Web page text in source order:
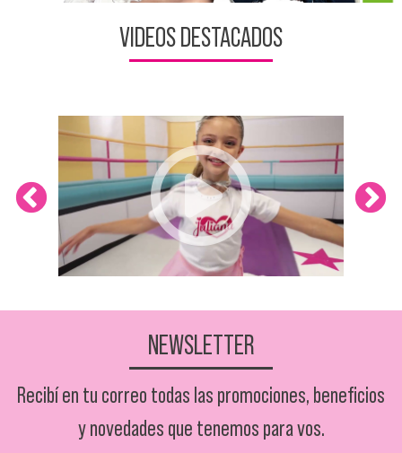
VIDEOS DESTACADOS
NEWSLETTER
Recibí en tu correo todas las promociones, beneficios
y novedades que tenemos para vos.